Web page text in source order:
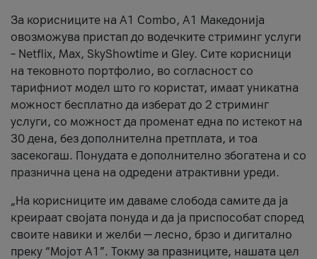
За корисниците на A1 Combo, А1 Македонија
овозможува пристап до водечките стриминг услуги
– Netflix, Max, SkyShowtime и Gley. Сите корисници
на тековното портфолио, во согласност со
тарифниот модел што го користат, имаат уникатна
можност бесплатно да изберат до 2 стриминг
услуги, со можност да променат една по истекот на
30 дена, без дополнителна претплата, и тоа
засекогаш. Понудата е дополнително збогатена и со
празнична цена на одредени атрактивни уреди.
„На корисниците им даваме слобода самите да ја
креираат својата понуда и да ја приспособат според
своите навики и желби — лесно, брзо и дигитално
преку “Мојот А1”. Токму за празниците, нашата цел